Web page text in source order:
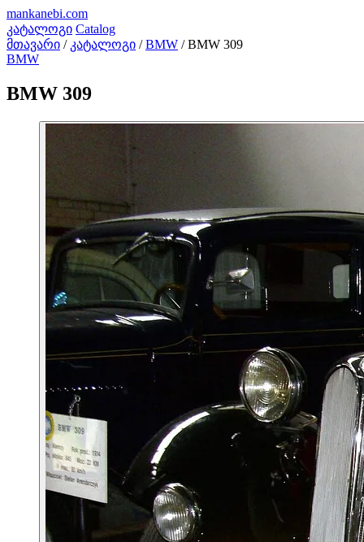
mankanebi.com
კატალოგი Catalog
მთავარი / კატალოგი / BMW / BMW 309
BMW
BMW 309